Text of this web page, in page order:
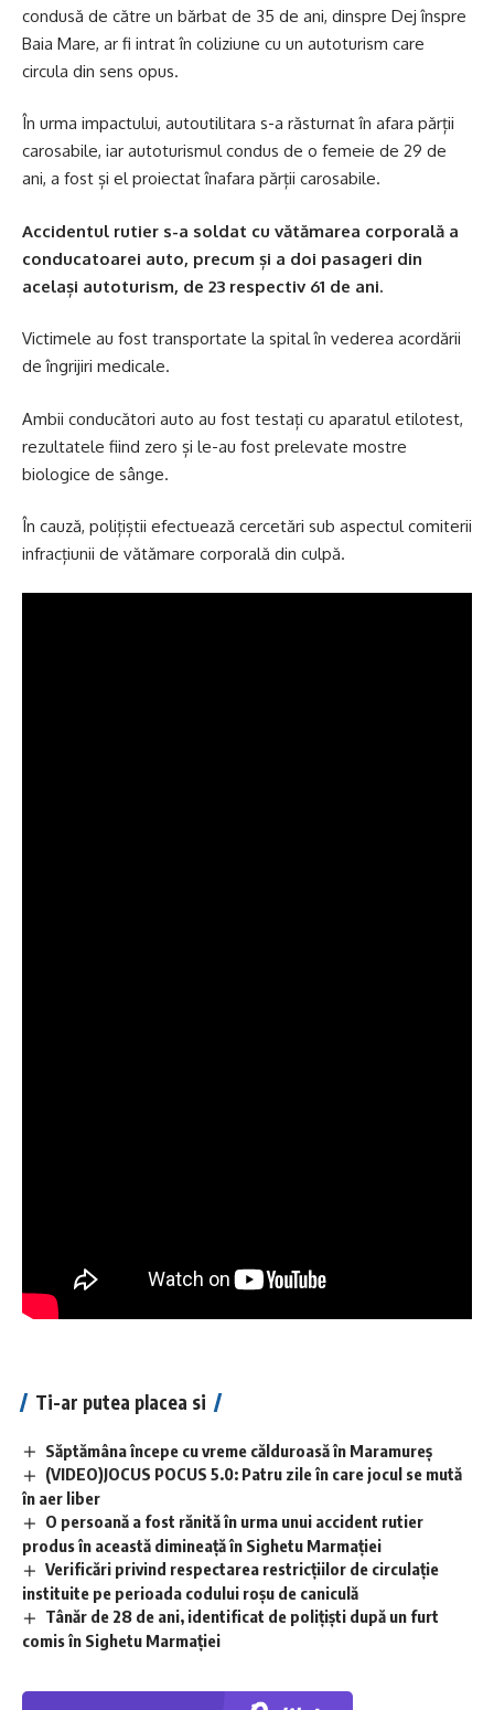
condusă de către un bărbat de 35 de ani, dinspre Dej înspre
Baia Mare, ar fi intrat în coliziune cu un autoturism care
circula din sens opus.
În urma impactului, autoutilitara s-a răsturnat în afara părții
carosabile, iar autoturismul condus de o femeie de 29 de
ani, a fost și el proiectat înafara părții carosabile.
Accidentul rutier s-a soldat cu vătămarea corporală a
conducatoarei auto, precum și a doi pasageri din
același autoturism, de 23 respectiv 61 de ani.
Victimele au fost transportate la spital în vederea acordării
de îngrijiri medicale.
Ambii conducători auto au fost testați cu aparatul etilotest,
rezultatele fiind zero și le-au fost prelevate mostre
biologice de sânge.
În cauză, polițiștii efectuează cercetări sub aspectul comiterii
infracțiunii de vătămare corporală din culpă.
Ti-ar putea placea si
Săptămâna începe cu vreme călduroasă în Maramureș
(VIDEO)JOCUS POCUS 5.0: Patru zile în care jocul se mută
în aer liber
O persoană a fost rănită în urma unui accident rutier
produs în această dimineață în Sighetu Marmației
Verificări privind respectarea restricțiilor de circulație
instituite pe perioada codului roșu de caniculă
Tânăr de 28 de ani, identificat de polițiști după un furt
comis în Sighetu Marmației